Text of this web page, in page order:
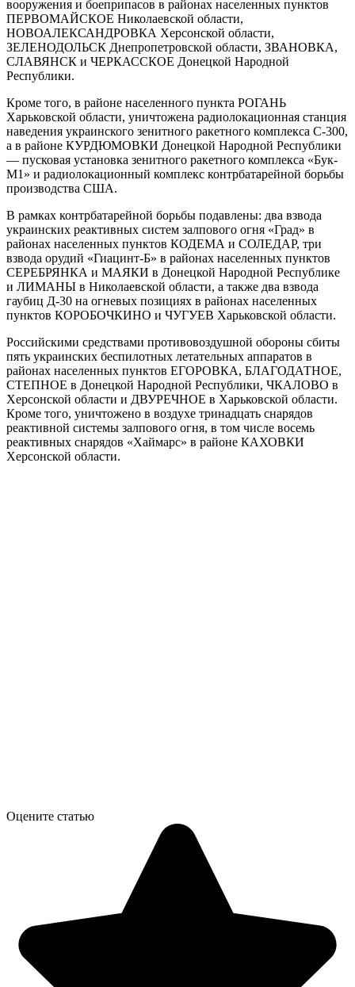
вооружения и боеприпасов в районах населенных пунктов
ПЕРВОМАЙСКОЕ Николаевской области,
НОВОАЛЕКСАНДРОВКА Херсонской области,
ЗЕЛЕНОДОЛЬСК Днепропетровской области, ЗВАНОВКА,
СЛАВЯНСК и ЧЕРКАССКОЕ Донецкой Народной
Республики.
Кроме того, в районе населенного пункта РОГАНЬ
Харьковской области, уничтожена радиолокационная станция
наведения украинского зенитного ракетного комплекса С-300,
а в районе КУРДЮМОВКИ Донецкой Народной Республики
— пусковая установка зенитного ракетного комплекса «Бук-
М1» и радиолокационный комплекс контрбатарейной борьбы
производства США.
В рамках контрбатарейной борьбы подавлены: два взвода
украинских реактивных систем залпового огня «Град» в
районах населенных пунктов КОДЕМА и СОЛЕДАР, три
взвода орудий «Гиацинт-Б» в районах населенных пунктов
СЕРЕБРЯНКА и МАЯКИ в Донецкой Народной Республике
и ЛИМАНЫ в Николаевской области, а также два взвода
гаубиц Д-30 на огневых позициях в районах населенных
пунктов КОРОБОЧКИНО и ЧУГУЕВ Харьковской области.
Российскими средствами противовоздушной обороны сбиты
пять украинских беспилотных летательных аппаратов в
районах населенных пунктов ЕГОРОВКА, БЛАГОДАТНОЕ,
СТЕПНОЕ в Донецкой Народной Республики, ЧКАЛОВО в
Херсонской области и ДВУРЕЧНОЕ в Харьковской области.
Кроме того, уничтожено в воздухе тринадцать снарядов
реактивной системы залпового огня, в том числе восемь
реактивных снарядов «Хаймарс» в районе КАХОВКИ
Херсонской области.
Оцените статью